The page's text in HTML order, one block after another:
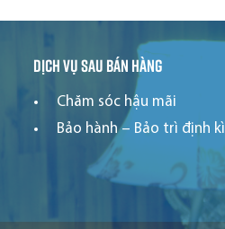
Dịch vụ sau bán hàng
Chăm sóc hậu mãi
Bảo hành – Bảo trì định kì